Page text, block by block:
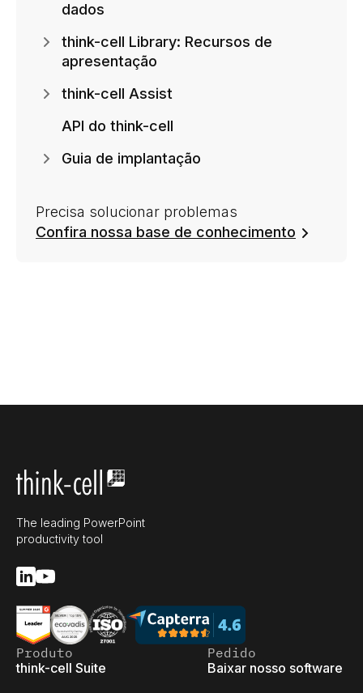
dados
think-cell Library: Recursos de
apresentação
think-cell Assist
API do think-cell
Guia de implantação
Precisa solucionar problemas
Confira nossa base de conhecimento
The leading PowerPoint
productivity tool
Produto
think-cell Suite
Pedido
Baixar nosso software